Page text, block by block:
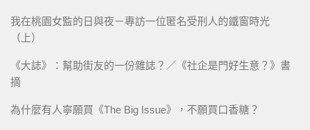
我在桃園女監的日與夜－專訪一位匿名受刑人的鐵窗時光
（上）
《大誌》：幫助街友的一份雜誌？／《社企是門好生意？》書
摘
為什麼有人寧願買《The Big Issue》，不願買口香糖？